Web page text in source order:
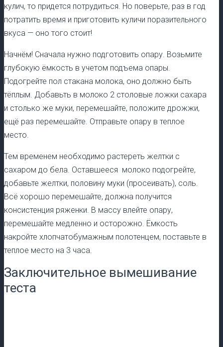
кулич, то придется потрудиться. Но поверьте, раз в год
потратить время и приготовить куличи поразительного
вкуса — оно того стоит!
Начнём! Сначала нужно подготовить опару. Возьмите
глубокую ёмкость в учетом подъема опары.
Подогрейте пол стакана молока, оно должно быть
тёплым. Добавьть в молоко 2 столовые ложки сахара
и столько же муки, перемешайте, положите дрожжи,
ещё раз перемешайте. Отправьте опару в теплое
место.
Тем временем необходимо растереть желтки с
сахаром до бела. Оставшееся молоко подогрейте,
добавьте желтки, половину муки (просеивать), соль.
Всё хорошо перемешайте, должна получится
консистенция ряженки. В массу влейте опару,
перемешайте медленно и осторожно. Ёмкость
накройте хлопчатобумажным полотенцем, поставьте в
теплое место на 3 часа.
Заключительное вымешивание
теста